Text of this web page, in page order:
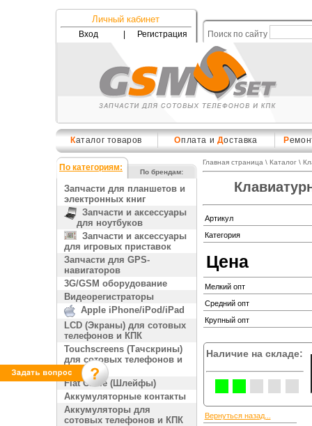
Личный кабинет
Вход Регистрация Поиск по сайту
Каталог товаров Оплата и Доставка Р
По категориям: По брендам:
Запчасти для планшетов и
электронных книг
Запчасти и аксессуары
для ноутбуков
Запчасти и аксессуары
для игровых приставок
Запчасти для GPS-
навигаторов
3G/GSM оборудование
Видеорегистраторы
Apple iPhone/iPod/iPad
LCD (Экраны) для сотовых
телефонов и КПК
Touchscreens (Тачскрины)
для сотовых телефонов и
КПК
Flat Cable (Шлейфы)
Аккумуляторные контакты
Аккумуляторы для
сотовых телефонов и КПК
Главная страница \ Каталог\
Артикул
Категория
Цена
Мелкий опт
Средний опт
Крупный опт
Наличие на складе:
Вернуться назад...